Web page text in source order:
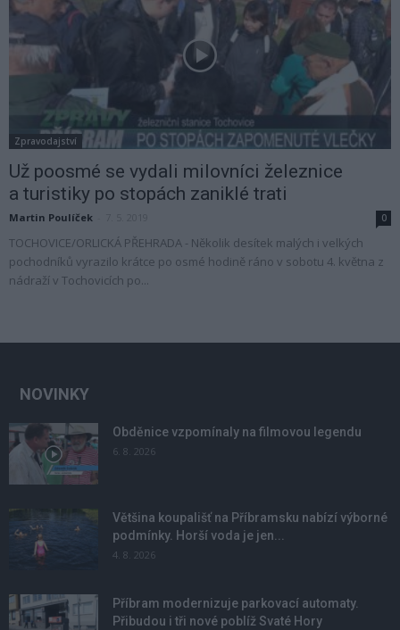
Zpravodajství
Už poosmé se vydali milovníci železnice
a turistiky po stopách zaniklé trati
Martin Poulíček 0
TOCHOVICE/ORLICKÁ PŘEHRADA - Několik desítek malých i velkých
pochodníků vyrazilo krátce po osmé hodině ráno v sobotu 4. května z
nádraží v Tochovicích po...
NOVINKY
Obděnice vzpomínaly na filmovou legendu
6. 8. 2026
Většina koupališť na Příbramsku nabízí výborné
podmínky. Horší voda je jen...
4. 8. 2026
Příbram modernizuje parkovací automaty.
Přibudou i tři nové poblíž Svaté Hory